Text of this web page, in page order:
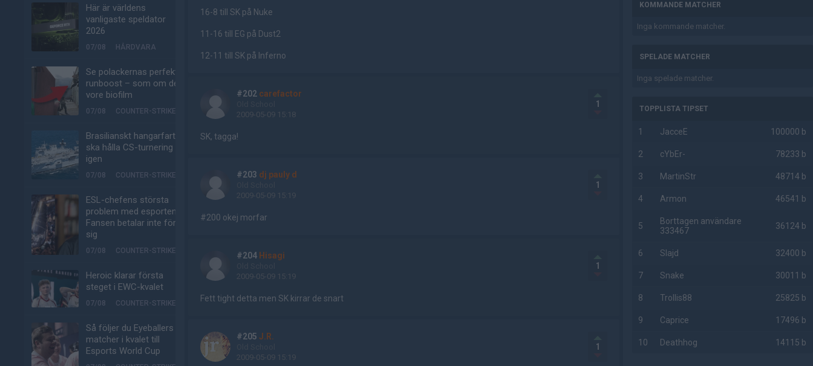
Här är världens
vanligaste speldator
2026
07/08 HÅRDVARA
Se polackernas perfekta
runboost – som om det
vore biofilm
07/08 COUNTER-STRIKE
Brasilianskt hangarfartyg
ska hålla CS-turnering –
igen
07/08 COUNTER-STRIKE
ESL-chefens största
problem med esporten:
Fansen betalar inte för
sig
07/08 COUNTER-STRIKE
Heroic klarar första
steget i EWC-kvalet
07/08 COUNTER-STRIKE
Så följer du Eyeballers
matcher i kvalet till
Esports World Cup
16-8 till SK på Nuke
11-16 till EG på Dust2
12-11 till SK på Inferno
#202 carefactor
2009-05-09 15:18
1
SK, tagga!
#203 dj pauly d
2009-05-09 15:19
1
#200 okej morfar
#204 Hisagi
2009-05-09 15:19
1
Fett tight detta men SK kirrar de snart
#205 J.R.
2009-05-09 15:19
1
KOMMANDE MATCHER
Inga kommande matcher.
SPELADE MATCHER
Inga spelade matcher.
TOPPLISTA TIPSET
1 JacceE 100000 b
2 cYbEr- 78233 b
3 MartinStr 48714 b
4 Armon 46541 b
5
Borttagen användare
333467
36124 b
6 Slajd 32400 b
7 Snake 30011 b
8 Trollis88 25825 b
9 Caprice 17496 b
10 Deathhog 14115 b